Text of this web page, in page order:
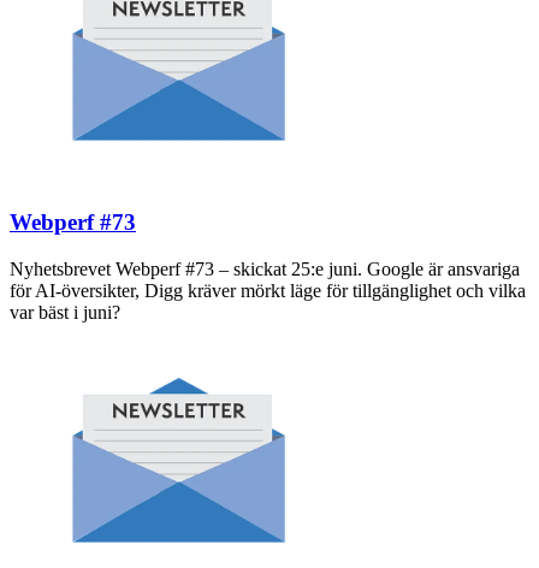
Webperf #73
Nyhetsbrevet Webperf #73 – skickat 25:e juni. Google är ansvariga
för AI-översikter, Digg kräver mörkt läge för tillgänglighet och vilka
var bäst i juni?